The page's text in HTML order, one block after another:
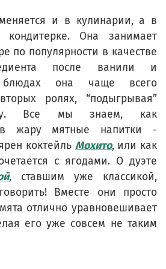
и в кулинарии, а в
Она занимает
по популярности в качестве
после ванили и
она чаще всего
ролях, “подыгрывая”
Все мы знаем, как
в жару мятные напитки -
коктейль Мохито, или как
с ягодами. О дуэте
, ставшим уже классикой,
Вместе они просто
отлично уравновешивает
его уже совсем не таким